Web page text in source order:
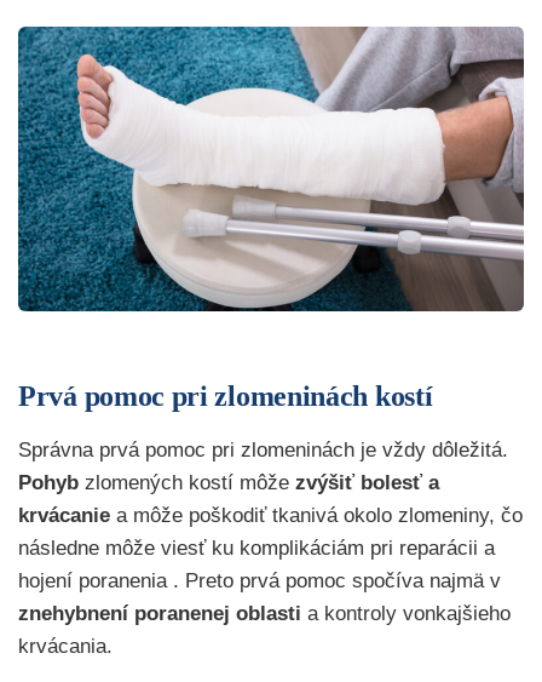
Prvá pomoc pri zlomeninách kostí
Správna prvá pomoc pri zlomeninách je vždy dôležitá.
Pohyb zlomených kostí môže zvýšiť bolesť a
krvácanie a môže poškodiť tkanivá okolo zlomeniny, čo
následne môže viesť ku komplikáciám pri reparácii a
hojení poranenia . Preto prvá pomoc spočíva najmä v
znehybnení poranenej oblasti a kontroly vonkajšieho
krvácania.